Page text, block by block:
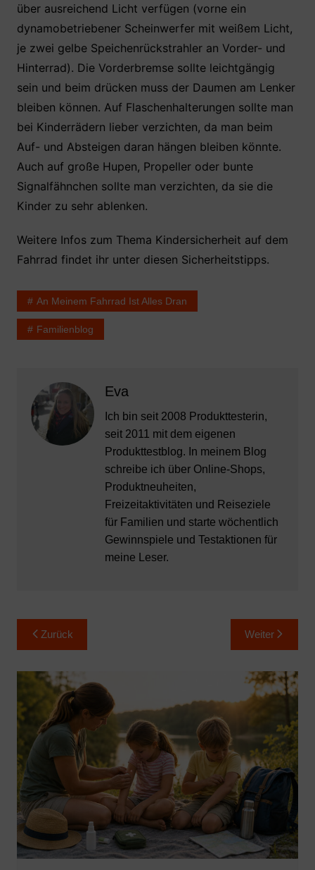
über ausreichend Licht verfügen (vorne ein
dynamobetriebener Scheinwerfer mit weißem Licht,
je zwei gelbe Speichenrückstrahler an Vorder- und
Hinterrad). Die Vorderbremse sollte leichtgängig
sein und beim drücken muss der Daumen am Lenker
bleiben können. Auf Flaschenhalterungen sollte man
bei Kinderrädern lieber verzichten, da man beim
Auf- und Absteigen daran hängen bleiben könnte.
Auch auf große Hupen, Propeller oder bunte
Signalfähnchen sollte man verzichten, da sie die
Kinder zu sehr ablenken.
Weitere Infos zum Thema Kindersicherheit auf dem
Fahrrad findet ihr unter diesen Sicherheitstipps.
An Meinem Fahrrad Ist Alles Dran
Familienblog
Eva
Ich bin seit 2008 Produkttesterin,
seit 2011 mit dem eigenen
Produkttestblog. In meinem Blog
schreibe ich über Online-Shops,
Produktneuheiten,
Freizeitaktivitäten und Reiseziele
für Familien und starte wöchentlich
Gewinnspiele und Testaktionen für
meine Leser.
Beitragsnavigation
Zurück Weiter